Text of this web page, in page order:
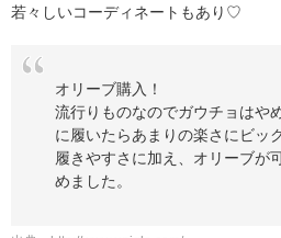
若々しいコーディネートもあり♡
オリーブ購入！
流行りものなのでガウチョはや
に履いたらあまりの楽さにビッ
履きやすさに加え、オリーブが
めました。